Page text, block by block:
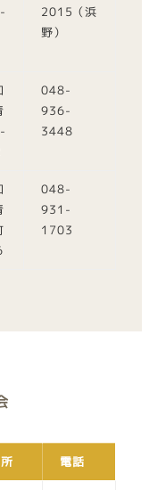
2015（浜
野）
048-
936-
3448
048-
931-
1703
電話